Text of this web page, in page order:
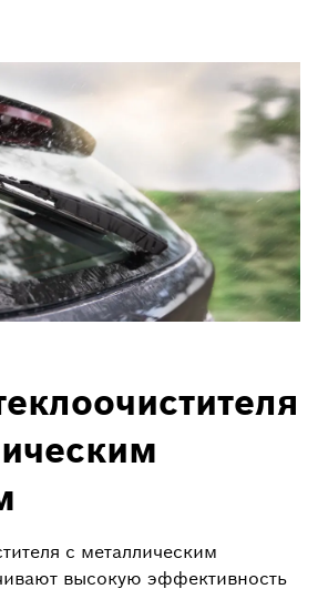
с металлическим
высокую эффективность